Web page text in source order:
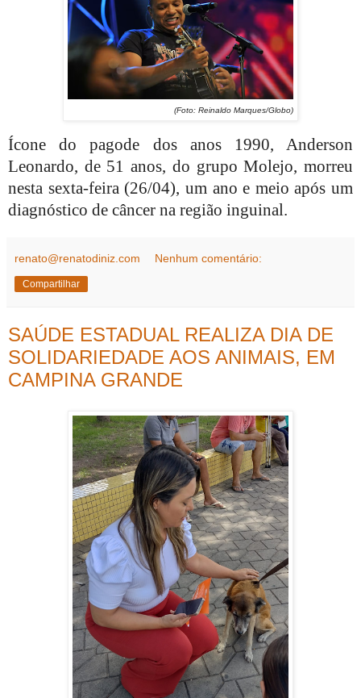
(Foto: Reinaldo Marques/Globo)
Ícone do pagode dos anos 1990, Anderson
Leonardo, de 51 anos, do grupo Molejo, morreu
nesta sexta-feira (26/04), um ano e meio após um
diagnóstico de câncer na região inguinal.
renato@renatodiniz.com Nenhum comentário:
Compartilhar
SAÚDE ESTADUAL REALIZA DIA DE
SOLIDARIEDADE AOS ANIMAIS, EM
CAMPINA GRANDE